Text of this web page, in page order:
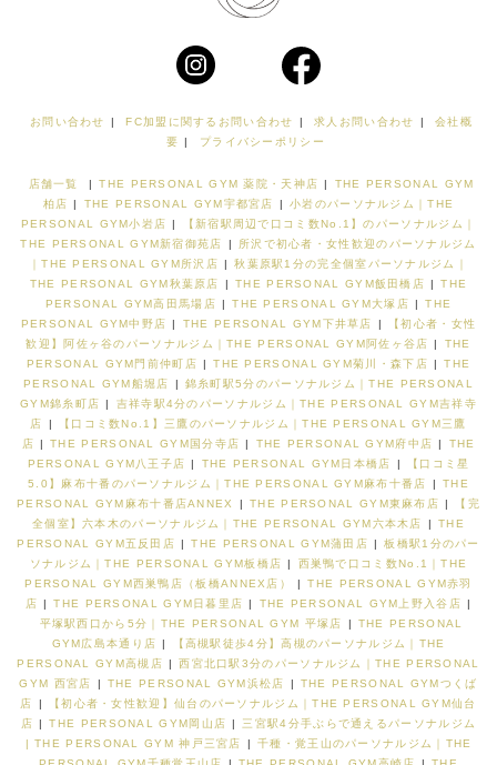
お問い合わせ FC加盟に関するお問い合わせ 求人お問い合わせ
会社概
要
プライバシーポリシー
店舗一覧 | THE PERSONAL GYM 薬院・天神店 |
THE PERSONAL GYM
柏店 | THE PERSONAL GYM宇都宮店 |
小岩のパーソナルジム｜THE
PERSONAL GYM小岩店 |
【新宿駅周辺で口コミ数No.1】のパーソナルジム｜
THE PERSONAL GYM新宿御苑店
|
所沢で初心者・女性歓迎のパーソナルジム
｜THE PERSONAL GYM所沢店 |
秋葉原駅1分の完全個室パーソナルジム｜
THE PERSONAL GYM秋葉原店
| THE PERSONAL GYM飯田橋店 |
THE
PERSONAL GYM高田馬場店 | THE PERSONAL GYM大塚店 |
THE
PERSONAL GYM中野店 | THE PERSONAL GYM下井草店 |
【初心者・女性
歓迎】阿佐ヶ谷のパーソナルジム｜THE PERSONAL GYM阿佐ヶ谷店 |
THE
PERSONAL GYM門前仲町店 | THE PERSONAL GYM菊川・森下店 |
THE
PERSONAL GYM船堀店
|
錦糸町駅5分のパーソナルジム｜THE PERSONAL
GYM錦糸町店 |
吉祥寺駅4分のパーソナルジム｜THE PERSONAL GYM吉祥寺
店
|
【口コミ数No.1】三鷹のパーソナルジム｜THE PERSONAL GYM三鷹
店 | THE PERSONAL GYM国分寺店 | THE PERSONAL GYM府中店 |
THE
PERSONAL GYM八王子店 | THE PERSONAL GYM日本橋店 |
【口コミ星
5.0】麻布十番のパーソナルジム｜THE PERSONAL GYM麻布十番店
|
THE
PERSONAL GYM麻布十番店ANNEX
| THE PERSONAL GYM東麻布店 |
【完
全個室】六本木のパーソナルジム｜THE PERSONAL GYM六本木店
|
THE
PERSONAL GYM五反田店 | THE PERSONAL GYM蒲田店 |
板橋駅1分のパー
ソナルジム｜THE PERSONAL GYM板橋店 |
西巣鴨で口コミ数No.1｜THE
PERSONAL GYM西巣鴨店（板橋ANNEX店）
|
THE PERSONAL GYM赤羽
店 | THE PERSONAL GYM日暮里店 | THE PERSONAL GYM上野入谷店 |
平塚駅西口から5分｜THE PERSONAL GYM 平塚店
|
THE PERSONAL
GYM広島本通り店 |
【高槻駅徒歩4分】高槻のパーソナルジム｜THE
PERSONAL GYM高槻店 |
西宮北口駅3分のパーソナルジム｜THE PERSONAL
GYM 西宮店
| THE PERSONAL GYM浜松店 |
THE PERSONAL GYMつくば
店
|
【初心者・女性歓迎】仙台のパーソナルジム｜THE PERSONAL GYM仙台
店 | THE PERSONAL GYM岡山店 |
三宮駅4分手ぶらで通えるパーソナルジム
| THE PERSONAL GYM 神戸三宮店
|
千種・覚王山のパーソナルジム｜THE